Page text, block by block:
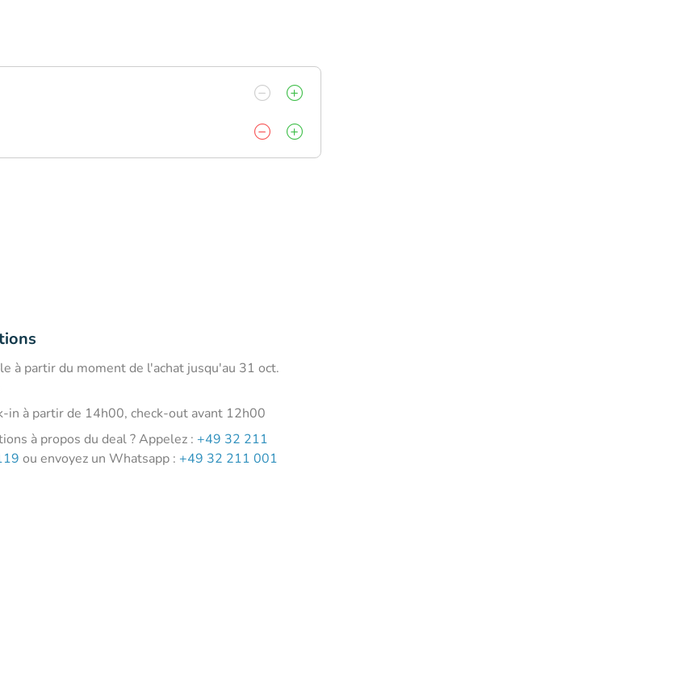
à partir du moment de l'achat jusqu'au 31 oct.
in à partir de 14h00, check-out avant 12h00
à propos du deal ? Appelez :+49 32 211
ou envoyez un Whatsapp :+49 32 211 001